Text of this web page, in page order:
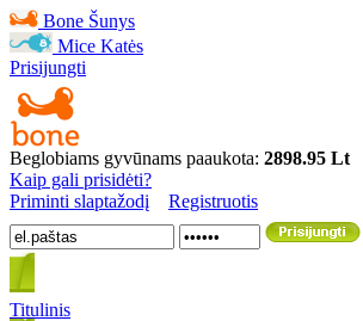
Bone Šunys
Mice Katės
Prisijungti
Beglobiams gyvūnams paaukota: 2898.95 Lt
Kaip gali prisidėti?
Priminti slaptažodį
Registruotis
Titulinis